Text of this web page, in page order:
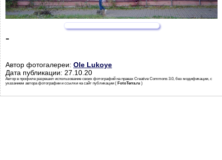
-
Автор фотогалереи: Ole Lukoye
Дата публикации: 27.10.20
Автор в профиле разрешил использование своих фотографий на правах Creative Commons 3.0, без модификации, с
указанием автора фотографии и ссылки на сайт публикации ( FotoTerra.ru )